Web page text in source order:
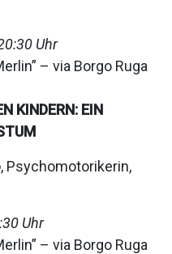
Uhr
– via Borgo Ruga
KINDERN: EIN
, Psychomotorikerin,
Uhr
– via Borgo Ruga